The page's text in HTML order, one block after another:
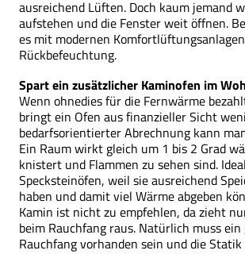
ausreichend Lüften. Doch kaum jemand
aufstehen und die Fenster weit öffnen.
es mit modernen
Rückbefeuchtung.
Spart ein zusätzlicher Kaminofen im
Wenn ohnedies für die Fernwärme
bringt ein Ofen aus finanzieller Sicht
bedarfsorientierter Abrechnung kann
Ein Raum wirkt gleich um 1 bis 2 Grad
knistert und Flammen zu sehen sind.
Specksteinöfen, weil sie ausreichend
haben und damit viel Wärme abgeben
Kamin ist nicht zu empfehlen, da zieht
beim Rauchfang raus. Natürlich muss
Rauchfang vorhanden sein und die